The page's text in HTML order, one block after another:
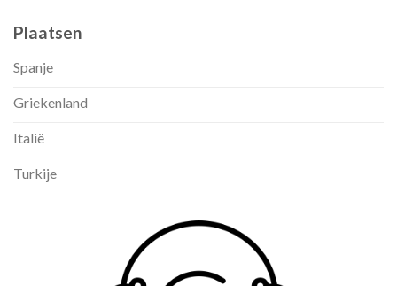
Plaatsen
Spanje
Griekenland
Italië
Turkije